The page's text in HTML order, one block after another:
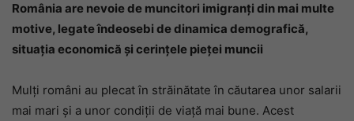
România are nevoie de muncitori imigranți din mai multe
motive, legate îndeosebi de dinamica demografică,
situația economică și cerințele pieței muncii
Mulți români au plecat în străinătate în căutarea unor salarii
mai mari și a unor condiții de viață mai bune. Acest